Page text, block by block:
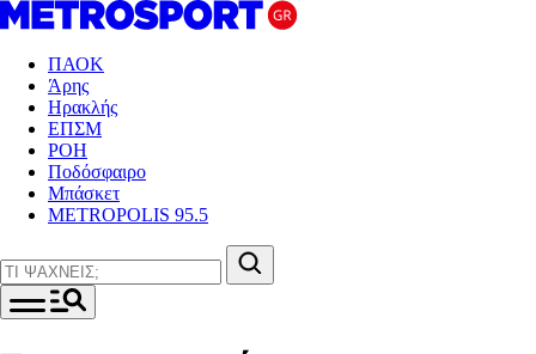
ΠΑΟΚ
Άρης
Ηρακλής
ΕΠΣΜ
ΡΟΗ
Ποδόσφαιρο
Μπάσκετ
METROPOLIS 95.5